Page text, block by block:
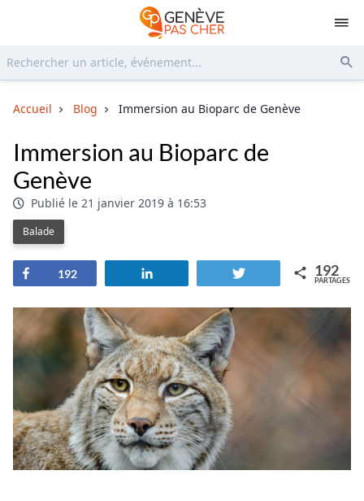
Accueil Blog Immersion au Bioparc de Genève
Immersion au Bioparc de
Genève
Publié le 21 janvier 2019 à 16:53
Balade
Partagez
192 Tweetez 192
PARTAGES